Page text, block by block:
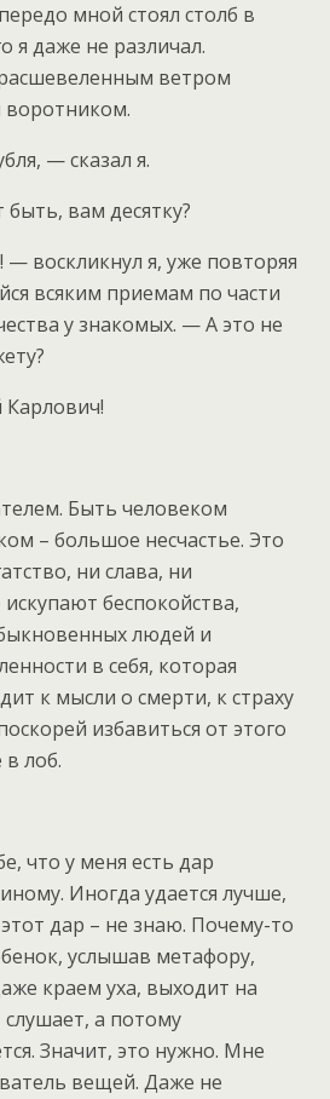
мной стоял столб в
я даже не различал.
ветром
— сказал я.
вам десятку?
воскликнул я, уже повторяя
всяким приемам по части
у знакомых. — А это не
Быть человеком
– большое несчастье. Это
ни слава, ни
беспокойства,
людей и
в себя, которая
к мысли о смерти, к страху
избавиться от этого
в лоб.
что у меня есть дар
Иногда удается лучше,
дар – не знаю. Почему-то
услышав метафору,
краем уха, выходит на
а потому
Значит, это нужно. Мне
вещей. Даже не